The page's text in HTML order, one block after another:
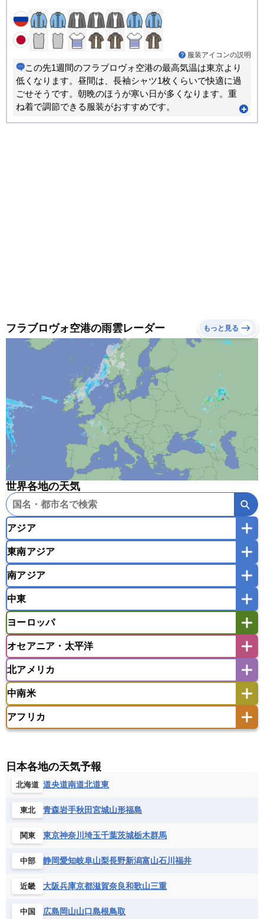
服装アイコンの説明
この先1週間のフラブロヴォ空港の最高気温は東京より
低くなります。昼間は、長袖シャツ1枚くらいで快適に過
ごせそうです。朝晩のほうが寒い日が多くなります。重
ね着で調節できる服装がおすすめです。
フラブロヴォ空港の雨雲レーダー もっと見る
世界各地の天気
アジア
韓国
モンゴル
東南アジア
インドネシア
マレーシア
ミャンマー
ラオス人民民主共和国
東ティモール民主共和国
南アジア
バングラデシュ
モルディブ
中東
アフガニスタン
イスラエル
ウズベキスタン
オマーン
カザフスタン
カタール
キプロス
キルギス
タジキスタン
バーレーン
ヨルダン レバノン
ヨーロッパ
アイスランド
アゼルバイジャン
イギリス
イタリア
ウクライナ
エストニア
オランダ
オーストリア
ギリシャ
スロバキア
スロベニア共和国
チェコ
デンマーク
フランス
ベルギー
ボスニア・ヘルツェゴビナ
モナコ公国
モルドバ
モンテネグロ
ラトビア
リトアニア
リヒテンシュタイン
オセアニア・太平洋
アメリカ領サモア
サモア独立国
ソロモン諸島
タヒチ
ツバル
トンガ ナウル共和国
ニウエ
バヌアツ
パプアニューギニア
ワリス・フテュナ
北アメリカ
バーミューダ諸島
中南米
アメリカ領バージン諸島
キューバ
グアテマラ
グレナダ
ケイマン諸島
コロンビア
ジャマイカ
セントクリストファー・ネービス
セントビンセント及びグレナディーン諸島
セントルシア
チリ
トリニダード・トバゴ
ドミニカ共和国
ニカラグア共和国
ハイチ共和国
バルバドス
パナマ
アフリカ
エジプト
エスワティニ王国
エリトリア国
カメルーン
ギニアビサウ共和国
ケニア
コンゴ共和国
コンゴ民主共和国
コートジボワール
サントメ・プリンシペ民主共和国
ザンビア共和国
シエラレオネ共和国
ジブチ共和国
ジンバブエ
セントヘレナ諸島
セーシェル
日本各地の天気予報
北海道 道央道南道北道東
東北 青森岩手秋田宮城山形福島
関東 東京神奈川 埼玉千葉茨城栃木群馬
中部 静岡愛知岐阜山梨長野新潟富山石川 福井
近畿 大阪兵庫京都滋賀奈良和歌山三重
中国 広島岡山山口島根鳥取